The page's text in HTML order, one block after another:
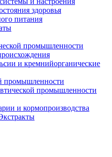
здоровья
питания
промышленности
и кремнийорганические
промышленности
промышленности
и кормопроизводства